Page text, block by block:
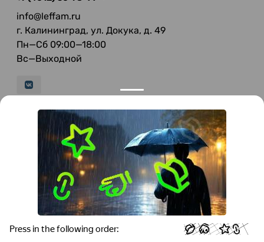
info@leffam.ru
г. Калининград, ул. Докука, д. 49
Пн—Сб 09:00—18:00
Вс—Выходной
© 2026 LeFFAM — материалы для качественной
мягкой мебели
Получение и обработка персональных данных происходит в
соответствии с Федеральным законом от 27.07.2006 года №152-ФЗ
"О персональных данных", на условиях и для целей, определенных
Политикой конфиденциальности.
Все права защищены. Использование информации с сайта без
разрешения запрещено. Информация, указанная на сайте, не
является публичной офертой.
ООО "Мебель-Холл" ИНН: 3904613126 ОГРН: 1103925020517